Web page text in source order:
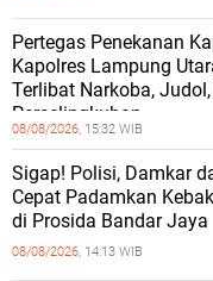
Pertegas Penekanan
Kapolres Lampung
Terlibat Narkoba,
Perselingkuhan
08/08/2026, 15:32 WIB
Sigap! Polisi, Damkar
Cepat Padamkan
di Prosida Bandar Jaya
08/08/2026, 14:13 WIB